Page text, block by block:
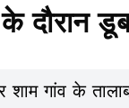
दौरान
शाम गांव के